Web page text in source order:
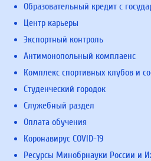
Образовательный кредит с
Центр карьеры
Экспортный контроль
Антимонопольный комплаенс
Комплекс спортивных клубов и
Студенческий городок
Служебный раздел
Оплата обучения
Коронавирус COVID-19
Ресурсы Минобрнауки России и